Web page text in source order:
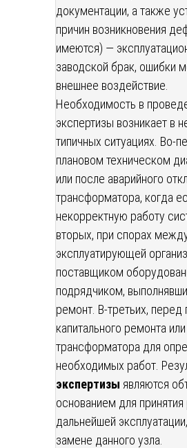
документации, а также
причин возникновения
имеются) —
заводской брак, ошибки
внешнее воздействие.
Необходимость в
экспертизы возникает в
типичных ситуациях. Во-
плановом техническом
или после аварийного
трансформатора, когда
некорректную работу
вторых, при спорах
эксплуатирующей
поставщиком
подрядчиком,
ремонт. В-третьих,
капитального ремонта
трансформатора для
необходимых работ.
экспертизы являются
основанием для
дальнейшей
замене данного узла.